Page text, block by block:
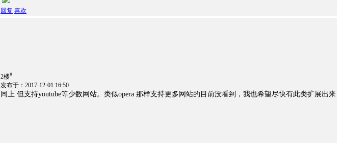
回复 喜欢
2楼#
发布于：2017-12-01 16:50
同上 但支持youtube等少数网站。类似opera 那样支持更多网站的目前没看到，我也希望尽快有此类扩展出来